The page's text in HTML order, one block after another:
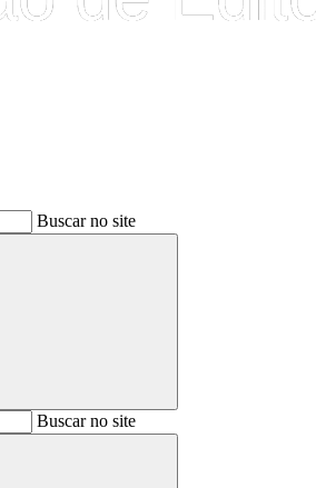
Buscar no site
BuscarBuscar no site